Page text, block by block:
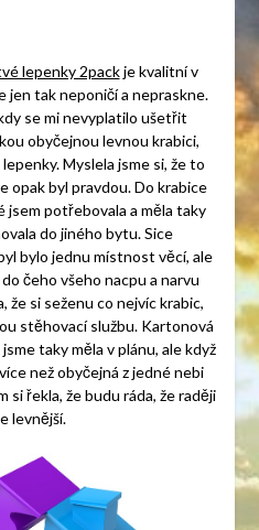
lepenky 2packje kvalitní v
jen tak neponičí a nepraskne.
se mi nevyplatilo ušetřit
obyčejnou levnou krabici,
Myslela jsme si, že to
opak byl pravdou. Do krabice
jsem potřebovala a měla taky
do jiného bytu. Sice
bylo jednu místnost věcí, ale
čeho všeho nacpu a narvu
že si seženu co nejvíc krabic,
stěhovací službu. Kartonová
taky měla v plánu, ale když
než obyčejná z jedné nebi
si řekla, že budu ráda, že raději
levnější.